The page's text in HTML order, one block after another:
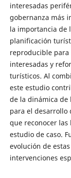
interesadas
gobernanza más
la importancia de
planificación
reproducible
interesadas y
turísticos. Al
este estudio
de la dinámica de
para el desarrollo
que reconocer
estudio de caso.
evolución de
intervenciones